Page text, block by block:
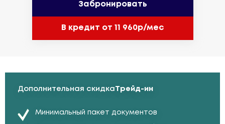
Забронировать
В кредит от 11 960р/мес
Дополнительная скидкаТрейд-ин
Минимальный пакет документов